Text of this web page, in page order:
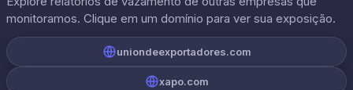
monitoramos. Clique em um domínio para ver sua exposição.
uniondeexportadores.com
xapo.com